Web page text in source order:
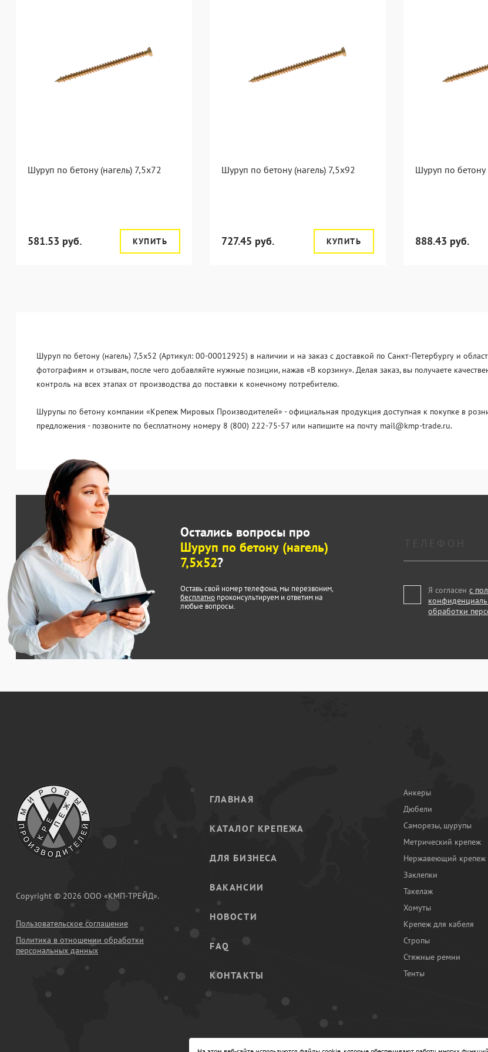
Шуруп по бетону (нагель) 7,5x72
581.53 руб. КУПИТЬ
Шуруп по бетону (нагель) 7,5x92
727.45 руб. КУПИТЬ
Шуруп по бетону
888.43 руб.
Шуруп по бетону (нагель) 7,5x52 (Артикул: 00-00012925) в наличии и на заказ с доставкой по Санкт-Петербургу и
фотографиям и отзывам, после чего добавляйте нужные позиции, нажав «В корзину». Делая заказ, вы получаете
контроль на всех этапах от производства до поставки к конечному потребителю.
Шурупы по бетону компании «Крепеж Мировых Производителей» - официальная продукция доступная к покупке в
предложения - позвоните по бесплатному номеру 8 (800) 222-75-57 или напишите на почту mail@kmp-trade.ru.
Остались вопросы про
Шуруп по бетону (нагель)
7,5x52?
Оставь свой номер телефона, мы перезвоним,
бесплатно проконсультируем и ответим на
любые вопросы.
Я согласенс
обработки
Copyright © 2026 ООО «КМП-ТРЕЙД».
Пользовательское соглашение
Политика в отношении обработки
персональных данных
ГЛАВНАЯ
КАТАЛОГ КРЕПЕЖА
ДЛЯ БИЗНЕСА
ВАКАНСИИ
НОВОСТИ
FAQ
КОНТАКТЫ
Анкеры
Дюбели
Саморезы, шурупы
Метрический крепеж
Нержавеющий крепеж
Заклепки
Такелаж
Хомуты
Крепеж для кабеля
Стропы
Стяжные ремни
Тенты